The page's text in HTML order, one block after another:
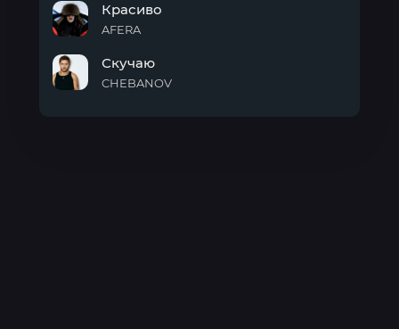
Красиво
AFERA
Скучаю
CHEBANOV